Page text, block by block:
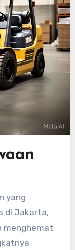
di Jakarta,
menghemat